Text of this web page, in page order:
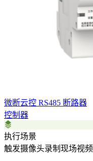
微断云控 RS485 断路器
控制器
执行场景
触发摄像头录制现场视频